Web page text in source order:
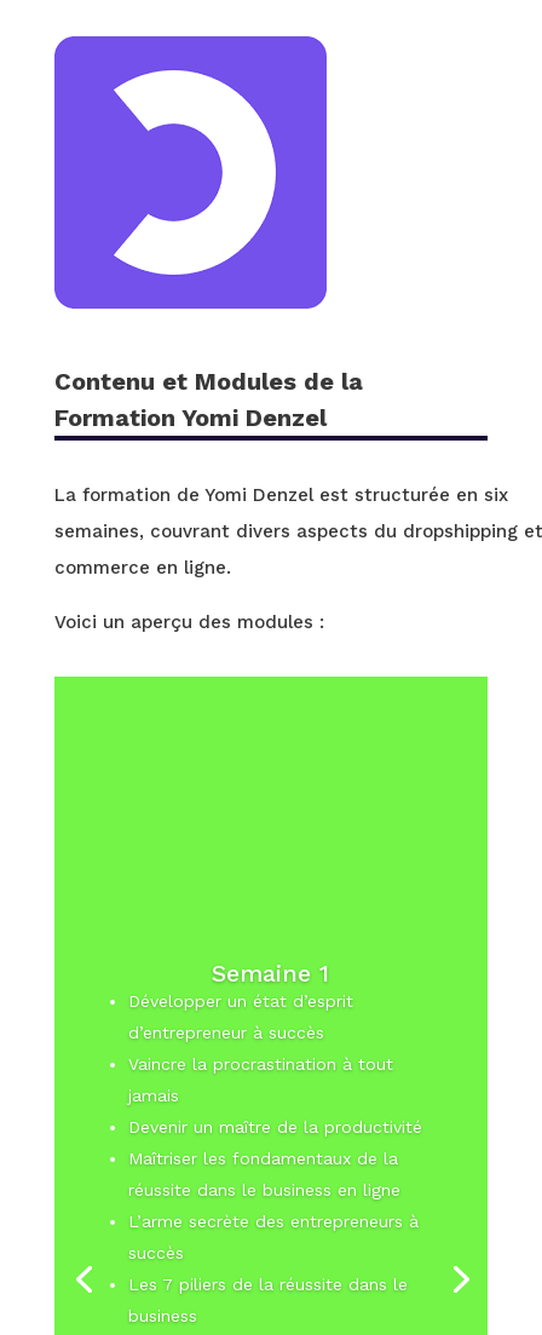
Contenu et Modules de la
Formation Yomi Denzel
La formation de Yomi Denzel est structurée en six
semaines, couvrant divers aspects du dropshipping
commerce en ligne.
Voici un aperçu des modules :
Semaine 1
Développer un état d’esprit
d’entrepreneur à succès
Vaincre la procrastination à tout
jamais
Devenir un maître de la productivité
Maîtriser les fondamentaux de la
réussite dans le business en ligne
L’arme secrète des entrepreneurs à
succès
Les 7 piliers de la réussite dans le
business